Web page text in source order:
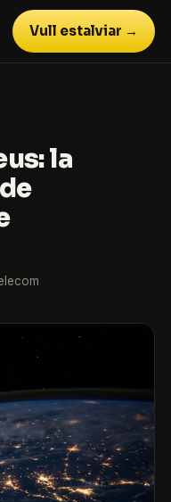
Vull estalviar →
la